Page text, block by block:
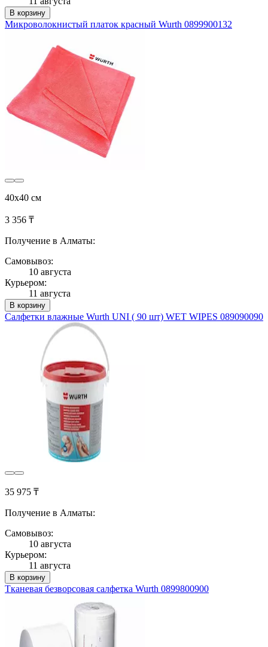
В корзину
Микроволокнистый платок красный Wurth 0899900132
40x40 см
3 356 ₸
Получение в Алматы:
Самовывоз:
10 августа
Курьером:
11 августа
В корзину
Салфетки влажные Wurth UNI ( 90 шт) WET WIPES 089090090
35 975 ₸
Получение в Алматы:
Самовывоз:
10 августа
Курьером:
11 августа
В корзину
Тканевая безворсовая cалфетка Wurth 0899800900